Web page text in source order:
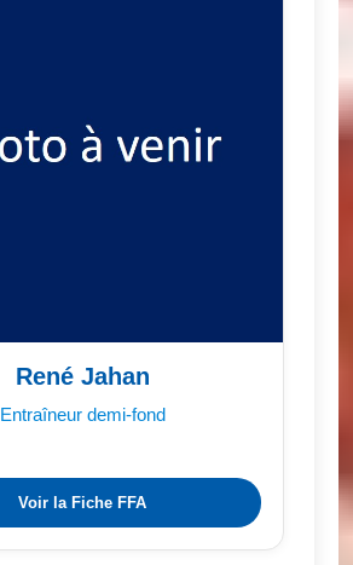
René Jahan
Entraîneur demi-fond
Voir la Fiche FFA